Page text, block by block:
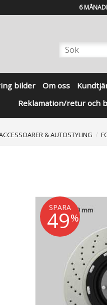
6
bilder Om oss
Reklamation/retur och
& AUTOSTYLING
SPARA
49%